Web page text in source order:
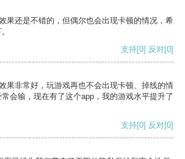
果还是不错的，但偶尔也会出现卡顿的情况，希
支持[0] 反对[0]
果非常好，玩游戏再也不会出现卡顿、掉线的情
会输，现在有了这个app，我的游戏水平提升了
支持[0] 反对[0]